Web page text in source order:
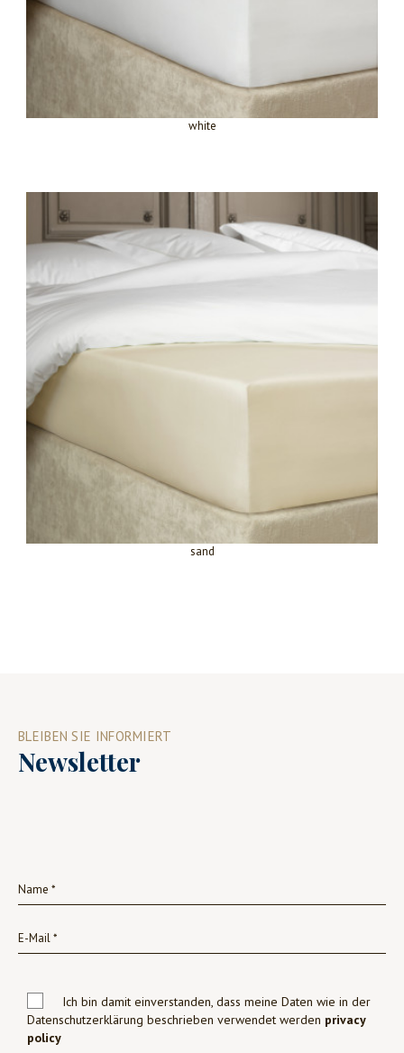
white
sand
BLEIBEN SIE INFORMIERT
Newsletter
Ich bin damit einverstanden, dass meine Daten wie in der
Datenschutzerklärung beschrieben verwendet werden privacy
policy